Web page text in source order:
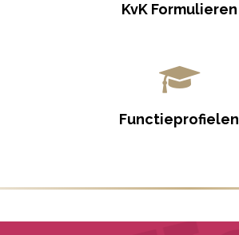
KvK Formulieren
Functieprofielen